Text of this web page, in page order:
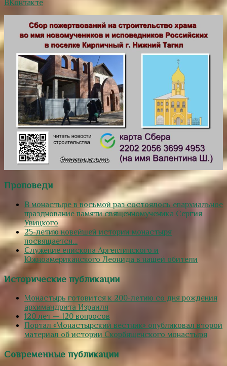
ВКонтакте
Проповеди
В монастыре в восьмой раз состоялось епархиальное
празднование памяти священномученика Сергия
Увицкого
25-летию новейшей истории монастыря
посвящается…
Служение епископа Аргентинского и
Южноамериканского Леонида в нашей обители
Исторические публикации
Монастырь готовится к 200-летию со дня рождения
архимандрита Израиля
120 лет — 120 вопросов
Портал «Монастырский вестник» опубликовал второй
материал об истории Скорбященского монастыря
Современные публикации